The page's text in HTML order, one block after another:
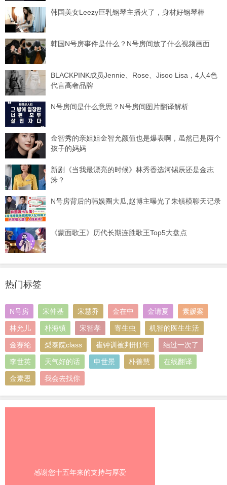
韩国美女Leezy巨乳钢琴主播火了，身材好钢琴棒
韩国N号房事件是什么？N号房间放了什么视频画面
BLACKPINK成员Jennie、Rose、Jisoo Lisa，4人4色
代言高奢品牌
N号房间是什么意思？N号房间图片翻译解析
金智秀的亲姐姐金智允颜值也是爆表啊，虽然已是两个
孩子的妈妈
新剧《当我最漂亮的时候》林秀香选河锡辰还是金志
洙？
N号房背后的韩娱圈大瓜,赵博主曝光了朱镇模聊天记录
《蒙面歌王》历代长期连胜歌王Top5大盘点
热门标签
N号房 宋仲基 宋慧乔 金在中 金请夏 素媛案
林允儿 朴海镇 宋智孝 寄生虫 机智的医生生活
金赛纶 梨泰院class 崔钟训被判刑1年 结过一次了
李世英 天气好的话 申世景 朴善慧 在线翻译
金素恩 我会去找你
感谢您十五年来的支持与厚爱